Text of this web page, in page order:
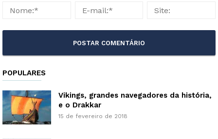
POPULARES
Vikings, grandes navegadores da história,
e o Drakkar
15 de fevereiro de 2018